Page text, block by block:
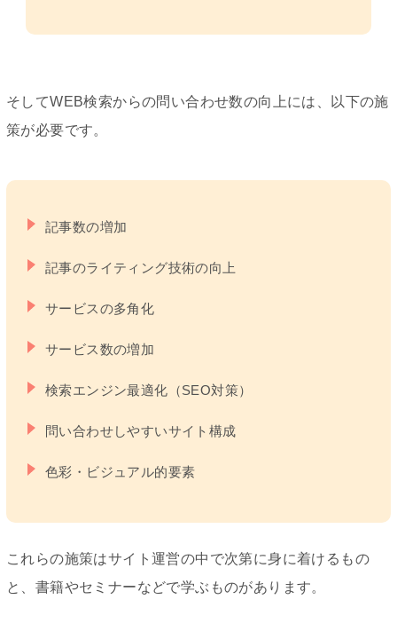
そしてWEB検索からの問い合わせ数の向上には、以下の施
策が必要です。
記事数の増加
記事のライティング技術の向上
サービスの多角化
サービス数の増加
検索エンジン最適化（SEO対策）
問い合わせしやすいサイト構成
色彩・ビジュアル的要素
これらの施策はサイト運営の中で次第に身に着けるもの
と、書籍やセミナーなどで学ぶものがあります。